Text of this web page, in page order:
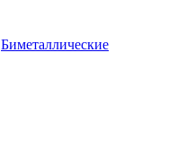
Биметаллические